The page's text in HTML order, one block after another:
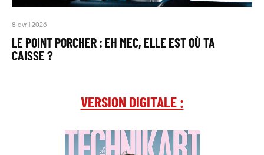
8 avril 2026
LE POINT PORCHER : EH MEC, ELLE EST OÙ TA
CAISSE ?
VERSION DIGITALE :